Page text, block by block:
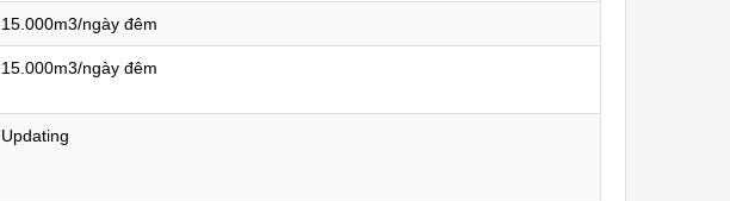
15.000m3/ngày đêm
15.000m3/ngày đêm
Updating